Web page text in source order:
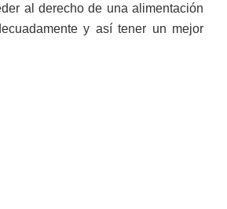
al derecho de una alimentación
y así tener un mejor